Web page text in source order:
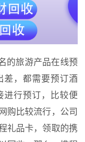
的旅游产品在线预
差，都需要预订酒
进行预订，比较便
购比较流行，公司
礼品卡，领取的携